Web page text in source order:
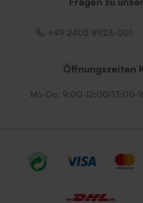
Lila Umschlag
selbstklebendem Verschluss
+49 2405 8923-001
Öffnungszeiten
Mo-Do: 9:00-12:00/13:00-